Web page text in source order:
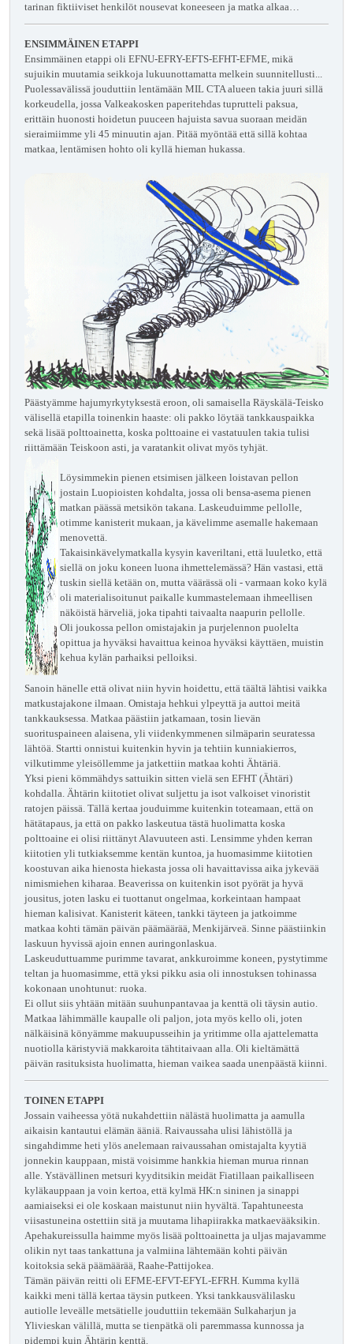
tarinan fiktiiviset henkilöt nousevat koneeseen ja matka alkaa…
ENSIMMÄINEN ETAPPI
Ensimmäinen etappi oli EFNU-EFRY-EFTS-EFHT-EFME, mikä
sujuikin muutamia seikkoja lukuunottamatta melkein suunnitellusti...
Puolessavälissä jouduttiin lentämään MIL CTA alueen takia juuri sillä
korkeudella, jossa Valkeakosken paperitehdas tuprutteli paksua,
erittäin huonosti hoidetun puuceen hajuista savua suoraan meidän
sieraimiimme yli 45 minuutin ajan. Pitää myöntää että sillä kohtaa
matkaa, lentämisen hohto oli kyllä hieman hukassa.
Päästyämme hajumyrkytyksestä eroon, oli samaisella Räyskälä-Teisko
välisellä etapilla toinenkin haaste: oli pakko löytää tankkauspaikka
sekä lisää polttoainetta, koska polttoaine ei vastatuulen takia tulisi
riittämään Teiskoon asti, ja varatankit olivat myös tyhjät.
Löysimmekin pienen etsimisen jälkeen loistavan pellon
jostain Luopioisten kohdalta, jossa oli bensa-asema pienen
matkan päässä metsikön takana. Laskeuduimme pellolle,
otimme kanisterit mukaan, ja kävelimme asemalle hakemaan
menovettä.
Takaisinkävelymatkalla kysyin kaveriltani, että luuletko, että
siellä on joku koneen luona ihmettelemässä? Hän vastasi, että
tuskin siellä ketään on, mutta väärässä oli - varmaan koko kylä
oli materialisoitunut paikalle kummastelemaan ihmeellisen
näköistä härveliä, joka tipahti taivaalta naapurin pellolle.
Oli joukossa pellon omistajakin ja purjelennon puolelta
opittua ja hyväksi havaittua keinoa hyväksi käyttäen, muistin
kehua kylän parhaiksi pelloiksi.
Sanoin hänelle että olivat niin hyvin hoidettu, että täältä lähtisi vaikka
matkustajakone ilmaan. Omistaja hehkui ylpeyttä ja auttoi meitä
tankkauksessa. Matkaa päästiin jatkamaan, tosin lievän
suorituspaineen alaisena, yli viidenkymmenen silmäparin seuratessa
lähtöä. Startti onnistui kuitenkin hyvin ja tehtiin kunniakierros,
vilkutimme yleisöllemme ja jatkettiin matkaa kohti Ähtäriä.
Yksi pieni kömmähdys sattuikin sitten vielä sen EFHT (Ähtäri)
kohdalla. Ähtärin kiitotiet olivat suljettu ja isot valkoiset vinoristit
ratojen päissä. Tällä kertaa jouduimme kuitenkin toteamaan, että on
hätätapaus, ja että on pakko laskeutua tästä huolimatta koska
polttoaine ei olisi riittänyt Alavuuteen asti. Lensimme yhden kerran
kiitotien yli tutkiaksemme kentän kuntoa, ja huomasimme kiitotien
koostuvan aika hienosta hiekasta jossa oli havaittavissa aika jykevää
nimismiehen kiharaa. Beaverissa on kuitenkin isot pyörät ja hyvä
jousitus, joten lasku ei tuottanut ongelmaa, korkeintaan hampaat
hieman kalisivat. Kanisterit käteen, tankki täyteen ja jatkoimme
matkaa kohti tämän päivän päämäärää, Menkijärveä. Sinne päästiinkin
laskuun hyvissä ajoin ennen auringonlaskua.
Laskeuduttuamme purimme tavarat, ankkuroimme koneen, pystytimme
teltan ja huomasimme, että yksi pikku asia oli innostuksen tohinassa
kokonaan unohtunut: ruoka.
Ei ollut siis yhtään mitään suuhunpantavaa ja kenttä oli täysin autio.
Matkaa lähimmälle kaupalle oli paljon, jota myös kello oli, joten
nälkäisinä könyämme makuupusseihin ja yritimme olla ajattelematta
nuotiolla käristyviä makkaroita tähtitaivaan alla. Oli kieltämättä
päivän rasituksista huolimatta, hieman vaikea saada unenpäästä kiinni.
TOINEN ETAPPI
Jossain vaiheessa yötä nukahdettiin nälästä huolimatta ja aamulla
aikaisin kantautui elämän ääniä. Raivaussaha ulisi lähistöllä ja
singahdimme heti ylös anelemaan raivaussahan omistajalta kyytiä
jonnekin kauppaan, mistä voisimme hankkia hieman murua rinnan
alle. Ystävällinen metsuri kyyditsikin meidät Fiatillaan paikalliseen
kyläkauppaan ja voin kertoa, että kylmä HK:n sininen ja sinappi
aamiaiseksi ei ole koskaan maistunut niin hyvältä. Tapahtuneesta
viisastuneina ostettiin sitä ja muutama lihapiirakka matkaevääksikin.
Apehakureissulla haimme myös lisää polttoainetta ja uljas majavamme
olikin nyt taas tankattuna ja valmiina lähtemään kohti päivän
koitoksia sekä päämäärää, Raahe-Pattijokea.
Tämän päivän reitti oli EFME-EFVT-EFYL-EFRH. Kumma kyllä
kaikki meni tällä kertaa täysin putkeen. Yksi tankkausvälilasku
autiolle leveälle metsätielle jouduttiin tekemään Sulkaharjun ja
Ylivieskan välillä, mutta se tienpätkä oli paremmassa kunnossa ja
pidempi kuin Ähtärin kenttä.